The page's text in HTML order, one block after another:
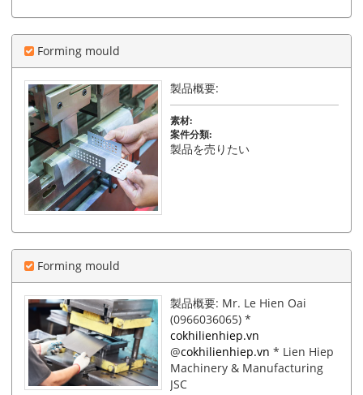
Forming mould
製品概要:
素材:
案件分類:
製品を売りたい
Forming mould
製品概要: Mr. Le Hien Oai
(0966036065) *
cokhilienhiep.vn
@cokhilienhiep.vn * Lien Hiep
Machinery & Manufacturing
JSC